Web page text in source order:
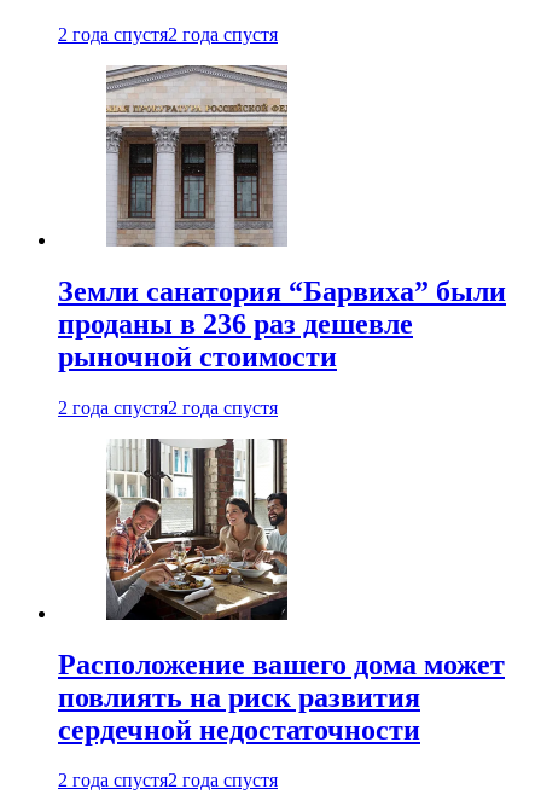
2 года спустя2 года спустя
Земли санатория “Барвиха” были
проданы в 236 раз дешевле
рыночной стоимости
2 года спустя2 года спустя
Расположение вашего дома может
повлиять на риск развития
сердечной недостаточности
2 года спустя2 года спустя